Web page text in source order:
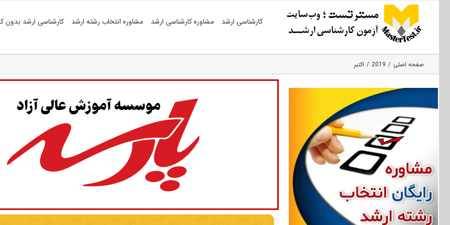
کارشناسی ارشد مشاوره کارشناسی ارشد مشاوره انتخاب رشته ارشد کارشناسی ارشد بدون
صفحه اصلی 2019 اکتبر